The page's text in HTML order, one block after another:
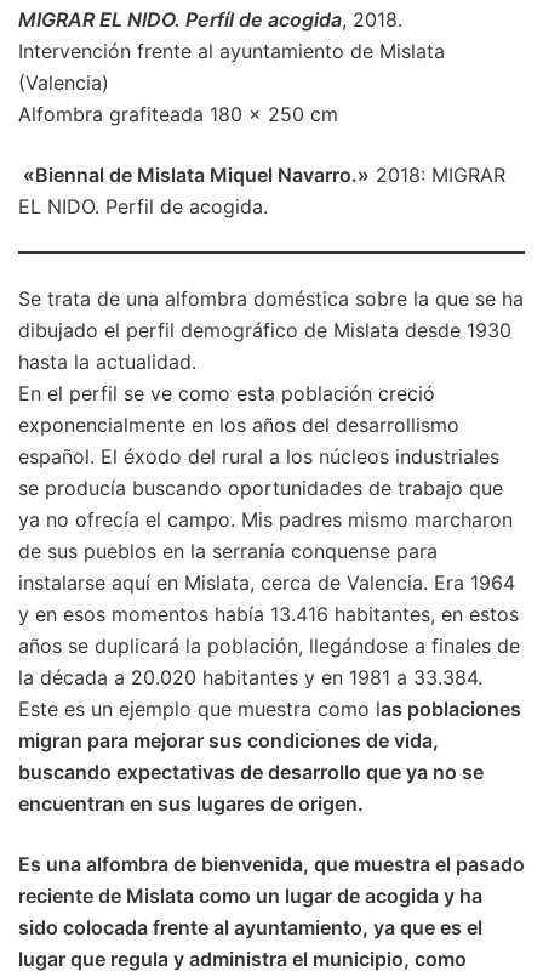
MIGRAR EL NIDO. Perfíl de acogida, 2018.
Intervención frente al ayuntamiento de Mislata
(Valencia)
Alfombra grafiteada 180 x 250 cm
«Biennal de Mislata Miquel Navarro.» 2018: MIGRAR
EL NIDO. Perfil de acogida.
Se trata de una alfombra doméstica sobre la que se ha
dibujado el perfil demográfico de Mislata desde 1930
hasta la actualidad.
En el perfil se ve como esta población creció
exponencialmente en los años del desarrollismo
español. El éxodo del rural a los núcleos industriales
se producía buscando oportunidades de trabajo que
ya no ofrecía el campo. Mis padres mismo marcharon
de sus pueblos en la serranía conquense para
instalarse aquí en Mislata, cerca de Valencia. Era 1964
y en esos momentos había 13.416 habitantes, en estos
años se duplicará la población, llegándose a finales de
la década a 20.020 habitantes y en 1981 a 33.384.
Este es un ejemplo que muestra como las poblaciones
migran para mejorar sus condiciones de vida,
buscando expectativas de desarrollo que ya no se
encuentran en sus lugares de origen.
Es una alfombra de bienvenida, que muestra el pasado
reciente de Mislata como un lugar de acogida y ha
sido colocada frente al ayuntamiento, ya que es el
lugar que regula y administra el municipio, como